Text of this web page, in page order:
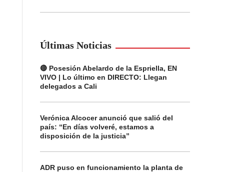
Últimas Noticias
🔴 Posesión Abelardo de la Espriella, EN
VIVO | Lo último en DIRECTO: Llegan
delegados a Cali
Verónica Alcocer anunció que salió del
país: “En días volveré, estamos a
disposición de la justicia”
ADR puso en funcionamiento la planta de